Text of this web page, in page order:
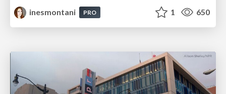
inesmontani
PRO 1 650